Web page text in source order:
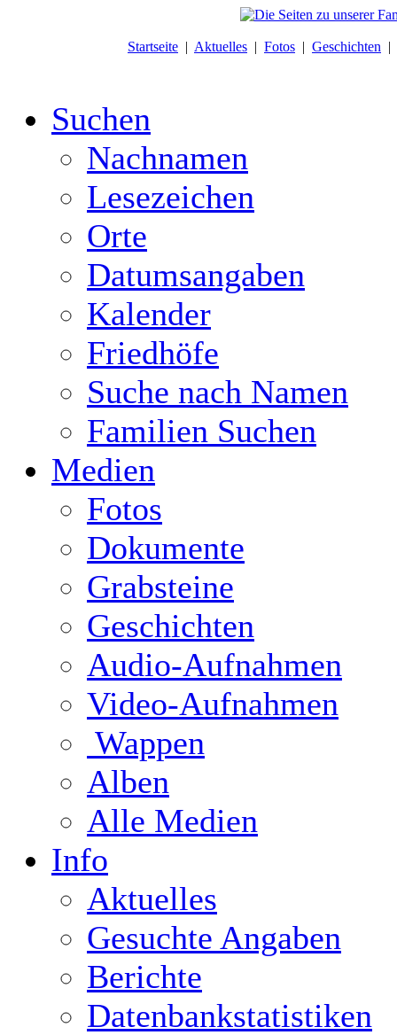
Startseite | Aktuelles | Fotos | Geschichten |
Suchen
Nachnamen
Lesezeichen
Orte
Datumsangaben
Kalender
Friedhöfe
Suche nach Namen
Familien Suchen
Medien
Fotos
Dokumente
Grabsteine
Geschichten
Audio-Aufnahmen
Video-Aufnahmen
Wappen
Alben
Alle Medien
Info
Aktuelles
Gesuchte Angaben
Berichte
Datenbankstatistiken